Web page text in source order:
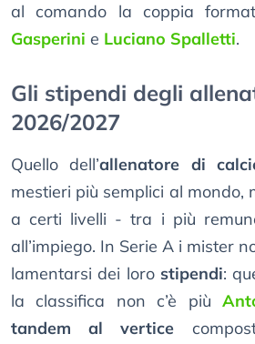
al comando la coppia
Gasperini e Luciano Spalletti.
Gli stipendi degli
2026/2027
Quello dell’allenatore di
mestieri più semplici al mondo,
a certi livelli - tra i più
all’impiego. In Serie A i mister
lamentarsi dei loro stipendi:
la classifica non c’è più
tandem al vertice